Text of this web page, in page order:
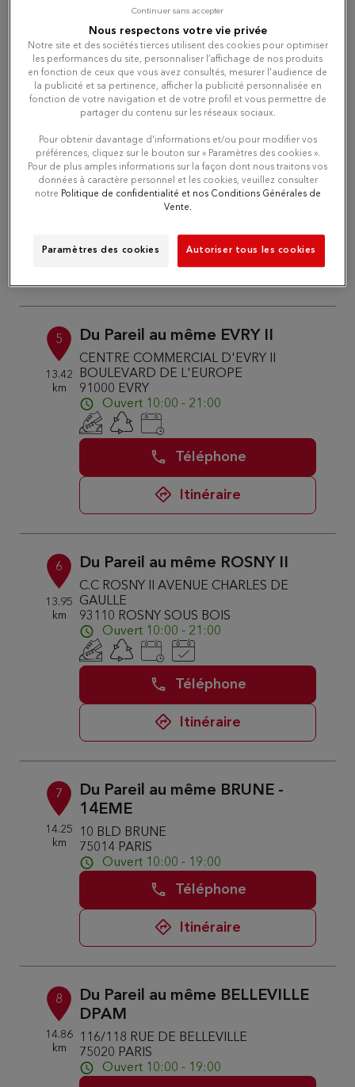
Itinéraire
12.86
km
Du Pareil au même LES
C.C LES ARCADES
93160 NOISY LE GRAND
Ouvert 10:00 - 20:00
Itinéraire
5
13.42
km
Du Pareil au même EVRY II
CENTRE COMMERCIAL D'EVRY II
BOULEVARD DE L'EUROPE
91000 EVRY
Ouvert 10:00 - 21:00
Téléphone
Itinéraire
6
13.95
km
Du Pareil au même ROSNY II
C.C ROSNY II AVENUE CHARLES DE
GAULLE
93110 ROSNY SOUS BOIS
Ouvert 10:00 - 21:00
Téléphone
Itinéraire
7
14.25
km
Du Pareil au même BRUNE -
14EME
10 BLD BRUNE
75014 PARIS
Ouvert 10:00 - 19:00
Téléphone
Itinéraire
8
14.86
km
Du Pareil au même BELLEVILLE
DPAM
116/118 RUE DE BELLEVILLE
75020 PARIS
Ouvert 10:00 - 19:00
Nous respectons votre vie privée
Notre site et des sociétés tierces utilisent des cookies pour optimiser
les performances du site, personnaliser l’affichage de nos produits
en fonction de ceux que vous avez consultés, mesurer l'audience de
la publicité et sa pertinence, afficher la publicité personnalisée en
fonction de votre navigation et de votre profil et vous permettre de
partager du contenu sur les réseaux sociaux.
Pour obtenir davantage d'informations et/ou pour modifier vos
préférences, cliquez sur le bouton sur « Paramètres des cookies ».
Pour de plus amples informations sur la façon dont nous traitons vos
données à caractère personnel et les cookies, veuillez consulter
notre Politique de confidentialité et nos Conditions Générales de
Vente.
Paramètres des cookies Autoriser tous les cookies
Continuer sans accepter